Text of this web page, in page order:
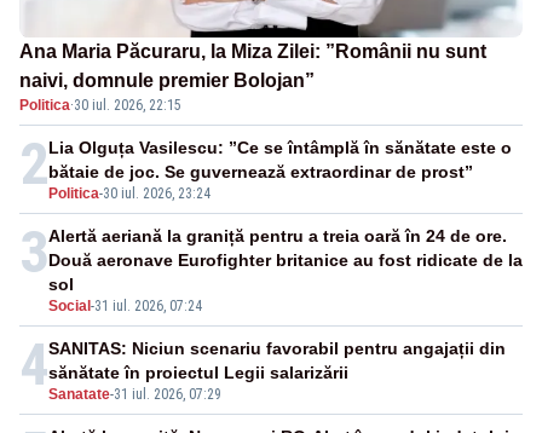
Ana Maria Păcuraru, la Miza Zilei: ”Românii nu sunt
naivi, domnule premier Bolojan”
Politica·30 iul. 2026, 22:15
2 Politica-30 iul. 2026, 23:24
Lia Olguța Vasilescu: ”Ce se întâmplă în sănătate este o
bătaie de joc. Se guvernează extraordinar de prost”
3
Social -31 iul. 2026, 07:24
Alertă aeriană la graniță pentru a treia oară în 24 de ore.
Două aeronave Eurofighter britanice au fost ridicate de la
sol
4Sanatate-31 iul. 2026, 07:29
SANITAS: Niciun scenariu favorabil pentru angajații din
sănătate în proiectul Legii salarizării